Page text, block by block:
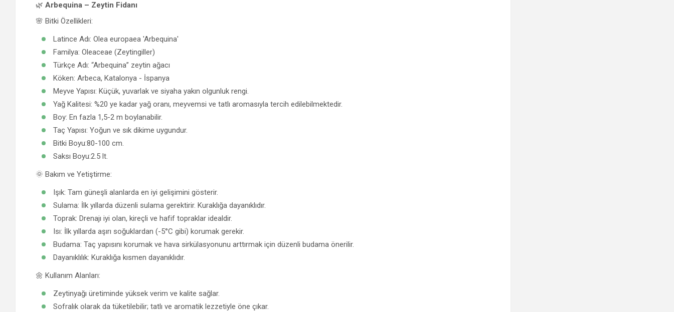
🌿 Arbequina – Zeytin Fidanı
🌸 Bitki Özellikleri:
Latince Adı: Olea europaea 'Arbequina'
Familya: Oleaceae (Zeytingiller)
Türkçe Adı: “Arbequina” zeytin ağacı
Köken: Arbeca, Katalonya - İspanya
Meyve Yapısı: Küçük, yuvarlak ve siyaha yakın olgunluk rengi.
Yağ Kalitesi: %20 ye kadar yağ oranı, meyvemsi ve tatlı aromasıyla tercih edilebilmektedir.
Boy: En fazla 1,5-2 m boylanabilir.
Taç Yapısı: Yoğun ve sık dikime uygundur.
Bitki Boyu:80-100 cm.
Saksı Boyu:2.5 lt.
🌞 Bakım ve Yetiştirme:
Işık: Tam güneşli alanlarda en iyi gelişimini gösterir.
Sulama: İlk yıllarda düzenli sulama gerektirir. Kuraklığa dayanıklıdır.
Toprak: Drenajı iyi olan, kireçli ve hafif topraklar idealdir.
Isı: İlk yıllarda aşırı soğuklardan (-5°C gibi) korumak gerekir.
Budama: Taç yapısını korumak ve hava sirkülasyonunu arttırmak için düzenli budama önerilir.
Dayanıklılık: Kuraklığa kısmen dayanıklıdır.
🌼 Kullanım Alanları:
Zeytinyağı üretiminde yüksek verim ve kalite sağlar.
Sofralık olarak da tüketilebilir; tatlı ve aromatik lezzetiyle öne çıkar.